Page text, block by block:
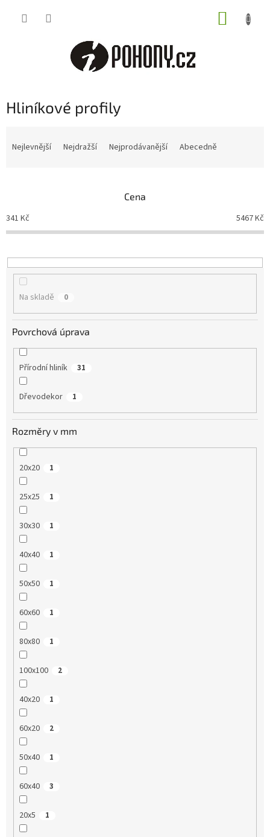
Hliníkové profily
p
r
o
u
Nejlevnější Nejdražší Nejprodávanější Abecedně
Cena
341 Kč 5467Kč
Na skladě 0
Povrchová úprava
Přírodní hliník 31
Dřevodekor 1
Rozměry v mm
20x20 1
25x25 1
30x30 1
40x40 1
50x50 1
60x60 1
80x80 1
100x100 2
40x20 1
60x20 2
50x40 1
60x40 3
20x5 1